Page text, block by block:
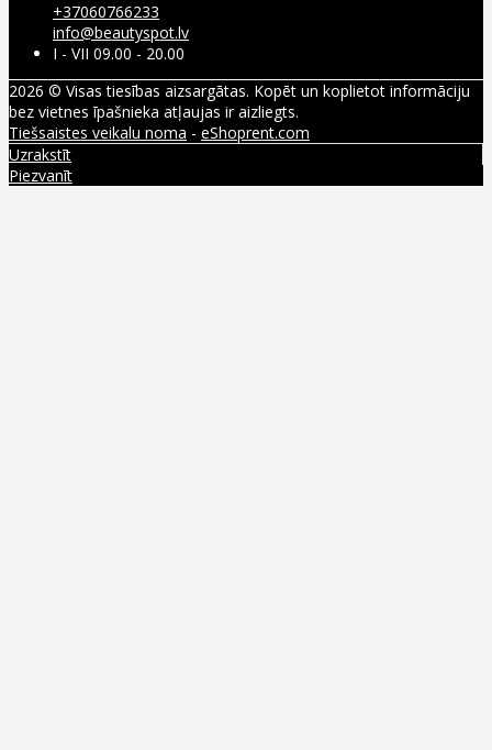
+37060766233
info@beautyspot.lv
I - VII 09.00 - 20.00
2026 © Visas tiesības aizsargātas. Kopēt un koplietot informāciju
bez vietnes īpašnieka atļaujas ir aizliegts.
Tiešsaistes veikalu noma - eShoprent.com
Uzrakstīt
Piezvanīt